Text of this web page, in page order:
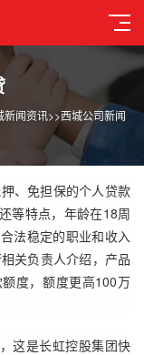
新闻资讯>>西城公司新闻
、免担保的个人贷款
等特点，年龄在18周
法稳定的职业和收入
关负责人介绍，产品
度，额度更高100万
这是长虹控股集团快